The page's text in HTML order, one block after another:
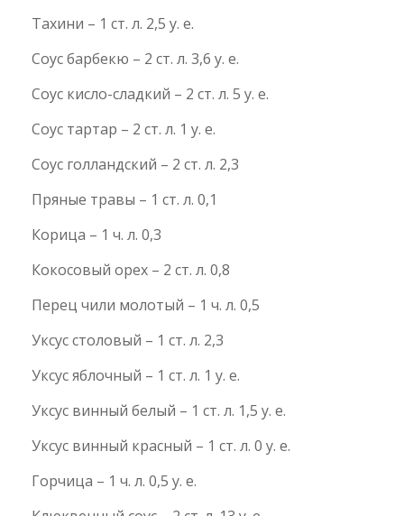
Тахини – 1 ст. л. 2,5 у. е.
Соус барбекю – 2 ст. л. 3,6 у. е.
Соус кисло-сладкий – 2 ст. л. 5 у. е.
Соус тартар – 2 ст. л. 1 у. е.
Соус голландский – 2 ст. л. 2,3
Пряные травы – 1 ст. л. 0,1
Корица – 1 ч. л. 0,3
Кокосовый орех – 2 ст. л. 0,8
Перец чили молотый – 1 ч. л. 0,5
Уксус столовый – 1 ст. л. 2,3
Уксус яблочный – 1 ст. л. 1 у. е.
Уксус винный белый – 1 ст. л. 1,5 у. е.
Уксус винный красный – 1 ст. л. 0 у. е.
Горчица – 1 ч. л. 0,5 у. е.